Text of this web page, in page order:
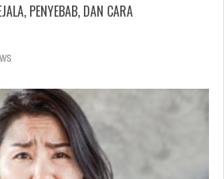
PENYEBAB, DAN CARA